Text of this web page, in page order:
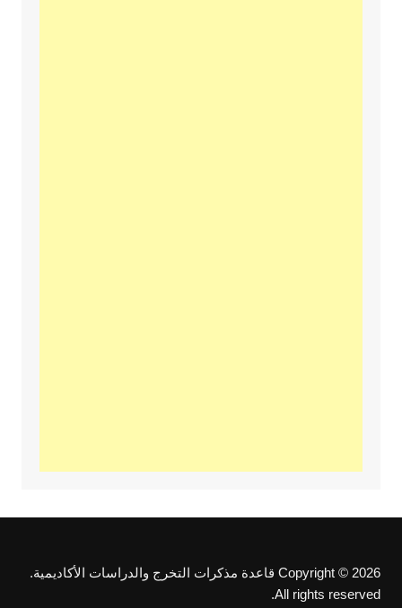
Copyright © 2026 قاعدة مذكرات التخرج والدراسات الأكاديمية.
All rights reserved.